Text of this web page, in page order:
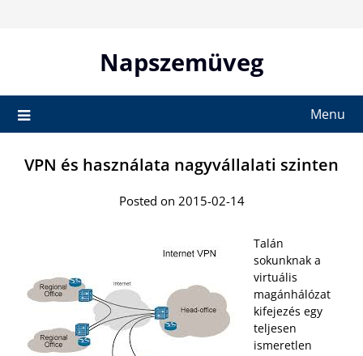
Napszemüveg
Menu
VPN és használata nagyvállalati szinten
Posted on 2015-02-14
Talán
sokunknak a
virtuális
magánhálózat
kifejezés egy
teljesen
ismeretlen